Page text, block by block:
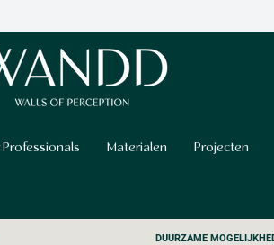
Materialen Projecten
DUURZAME